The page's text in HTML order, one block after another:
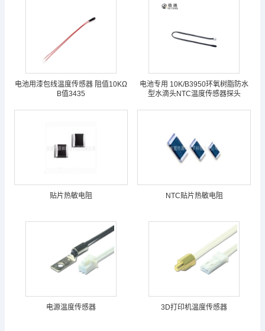
电池用漆包线温度传感器 阻值10KΩ
B值3435
电池专用 10K/B3950环氧树脂防水
型水滴头NTC温度传感器探头
贴片热敏电阻 NTC贴片热敏电阻
电源温度传感器 3D打印机温度传感器